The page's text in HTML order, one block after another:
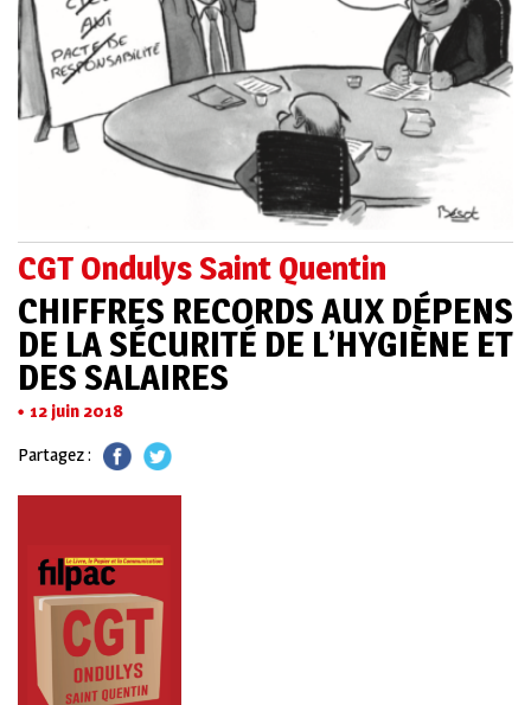
CGT Ondulys Saint Quentin
CHIFFRES RECORDS AUX DÉPENS
DE LA SÉCURITÉ DE L’HYGIÈNE ET
DES SALAIRES
12 juin 2018
Partagez :